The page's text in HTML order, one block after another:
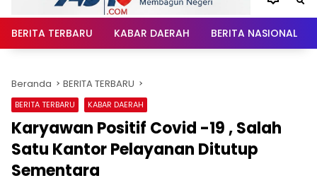
BERITA TERBARU KABAR DAERAH BERITA NASIONAL
Beranda BERITA TERBARU
BERITA TERBARU KABAR DAERAH
Karyawan Positif Covid -19 , Salah
Satu Kantor Pelayanan Ditutup
Sementara